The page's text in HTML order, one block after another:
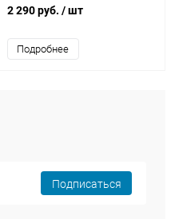
2 290 руб. / шт
Подробнее
Подписаться